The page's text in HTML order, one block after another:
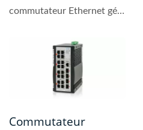
commutateur Ethernet géré
applications...
Commutateur